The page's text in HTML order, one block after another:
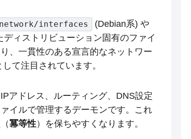
interfaces (Debian系) や
ディストリビューション固有のファイ
、一貫性のある宣言的なネットワー
て注目されています。
アドレス、ルーティング、DNS設定
イルで管理するデーモンです。これ
冪等性）を保ちやすくなります。